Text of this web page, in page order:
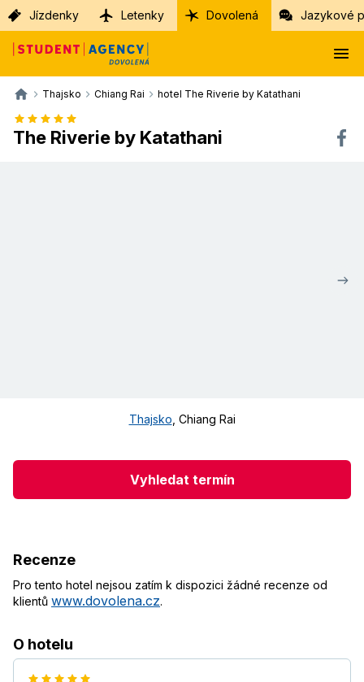
Jízdenky Letenky Dovolená Jazykové
Thajsko Chiang Rai hotel The Riverie by Katathani
The Riverie by Katathani
Thajsko Chiang Rai
Vyhledat termín
Recenze
Pro tento hotel nejsou zatím k dispozici žádné recenze od
klientů www.dovolena.cz.
O hotelu